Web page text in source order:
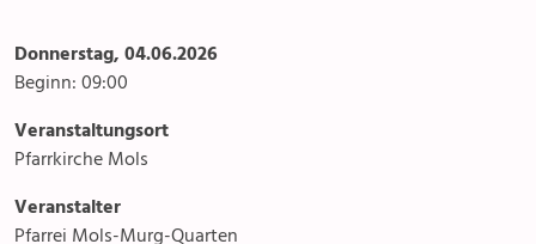
Donnerstag, 04.06.2026
Beginn: 09:00
Veranstaltungsort
Pfarrkirche Mols
Veranstalter
Pfarrei Mols-Murg-Quarten
Mols-Murg-Quarten
Aktuelles & Fotogalerien